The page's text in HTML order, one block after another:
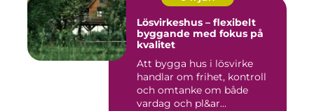
Lösvirkeshus – flexibelt
byggande med fokus på
kvalitet
Att bygga hus i lösvirke
handlar om frihet, kontroll
och omtanke om både
vardag och pl&ar...